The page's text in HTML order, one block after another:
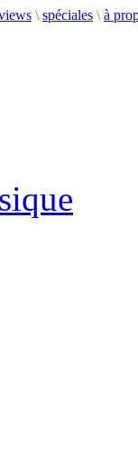
\ spéciales \ à